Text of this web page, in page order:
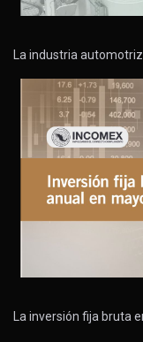
La industria
La inversión fija bruta